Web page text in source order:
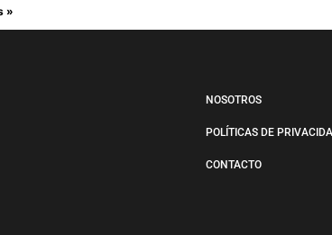
»
NOSOTROS
POLÍTICAS DE
CONTACTO